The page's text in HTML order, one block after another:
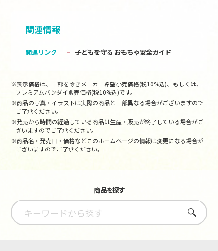
関連情報
関連リンク 子どもを守る おもちゃ安全ガイド
※表示価格は、一部を除きメーカー希望小売価格(税10%込)、もしくは、
プレミアムバンダイ販売価格(税10%込)です。
※商品の写真・イラストは実際の商品と一部異なる場合がございますので
ご了承ください。
※発売から時間の経過している商品は生産・販売が終了している場合がご
ざいますのでご了承ください。
※商品名・発売日・価格などこのホームページの情報は変更になる場合が
ございますのでご了承ください。
商品を探す
さがす